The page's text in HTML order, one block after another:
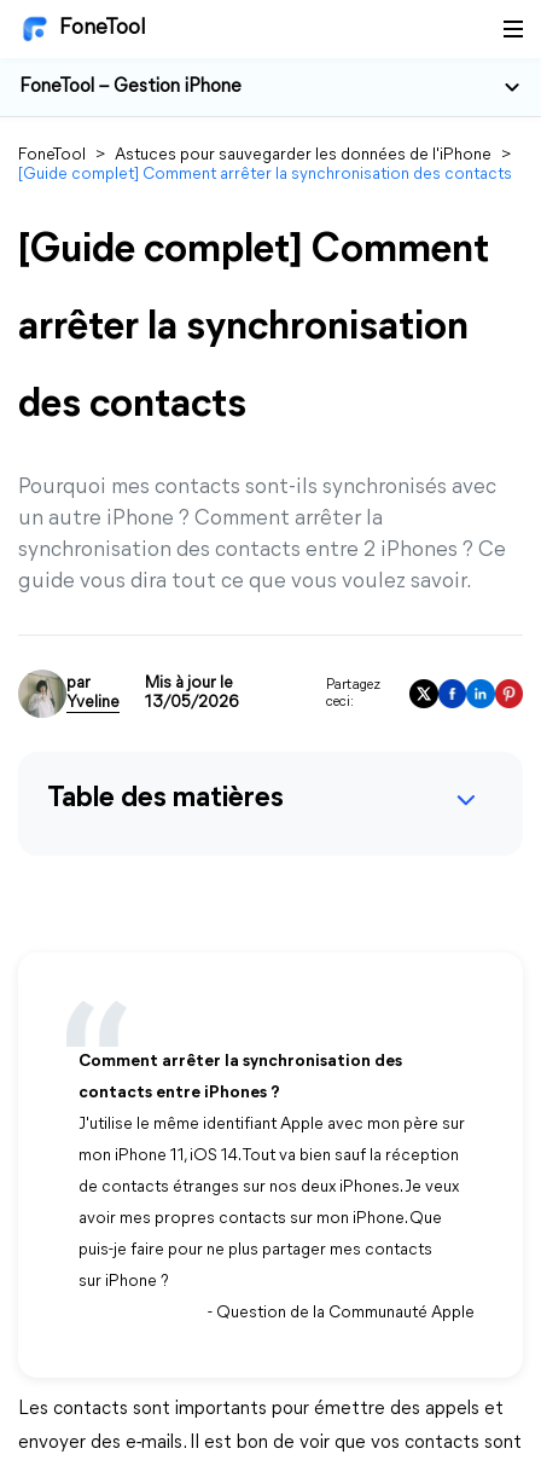
FoneTool
FoneTool – Gestion iPhone
FoneTool > Astuces pour sauvegarder les données de l'iPhone
>
[Guide complet] Comment arrêter la synchronisation des contacts
[Guide complet] Comment
arrêter la synchronisation
des contacts
Pourquoi mes contacts sont-ils synchronisés avec
un autre iPhone ? Comment arrêter la
synchronisation des contacts entre 2 iPhones ? Ce
guide vous dira tout ce que vous voulez savoir.
par
Yveline
Mis à jour le
13/05/2026
Partagez
ceci:
Table des matières
Comment arrêter la synchronisation des
contacts entre iPhones ?
J'utilise le même identifiant Apple avec mon père sur
mon iPhone 11, iOS 14. Tout va bien sauf la réception
de contacts étranges sur nos deux iPhones. Je veux
avoir mes propres contacts sur mon iPhone. Que
puis-je faire pour ne plus partager mes contacts
sur iPhone ?
- Question de la Communauté Apple
Les contacts sont importants pour émettre des appels et
envoyer des e-mails. Il est bon de voir que vos contacts sont